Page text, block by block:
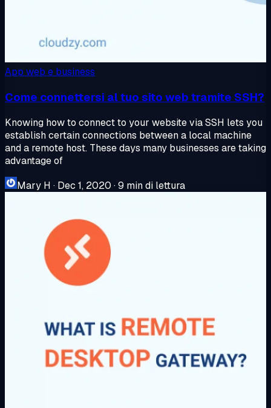
App web e business
Come connettersi al tuo sito web tramite SSH?
Knowing how to connect to your website via SSH lets you
establish certain connections between a local machine
and a remote host. These days many businesses are taking
advantage of
Mary H · Dec 1, 2020 ·9 min di lettura